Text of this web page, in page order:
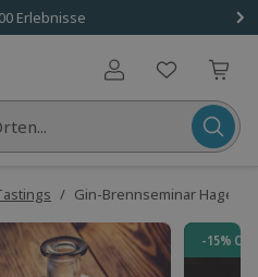
Erlebnisse
Benutzerkonto
/ Gin-Brennseminar Hagen
-15%